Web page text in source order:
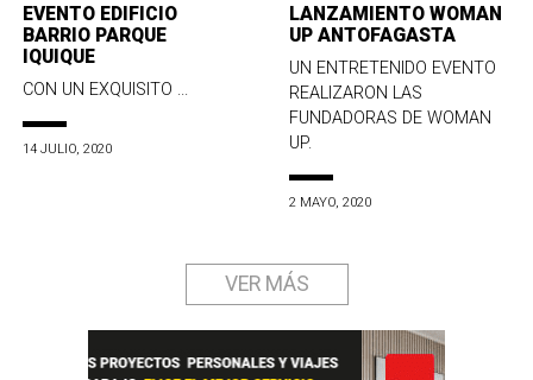
EVENTO EDIFICIO
BARRIO PARQUE
IQUIQUE
CON UN EXQUISITO ...
14 JULIO, 2020
LANZAMIENTO WOMAN
UP ANTOFAGASTA
UN ENTRETENIDO EVENTO
REALIZARON LAS
FUNDADORAS DE WOMAN
UP.
2 MAYO, 2020
VER MÁS